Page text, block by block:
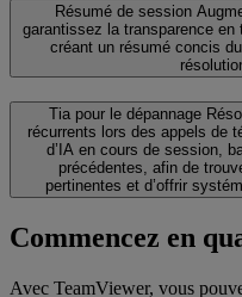
Résumé de session
garantissez la transparence
créant un résumé concis
Tia pour le dépannage
récurrents lors des appels de
d’IA en cours de session,
précédentes, afin de
pertinentes et d’offrir
Commencez en
Avec TeamViewer, vous